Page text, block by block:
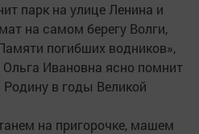
парк на улице Ленина и
на самом берегу Волги,
погибших водников»,
Ивановна ясно помнит
в годы Великой
на пригорочке, машем